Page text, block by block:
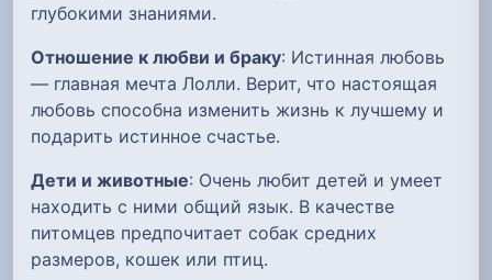
глубокими знаниями.
Отношение к любви и браку: Истинная любовь
— главная мечта Лолли. Верит, что настоящая
любовь способна изменить жизнь к лучшему и
подарить истинное счастье.
Дети и животные: Очень любит детей и умеет
находить с ними общий язык. В качестве
питомцев предпочитает собак средних
размеров, кошек или птиц.